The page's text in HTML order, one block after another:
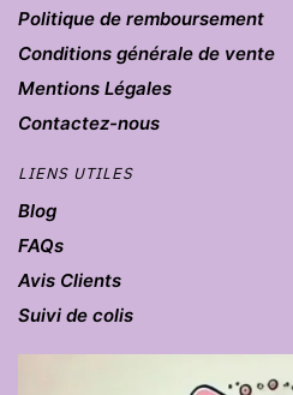
Politique de remboursement
Conditions générale de vente
Mentions Légales
Contactez-nous
LIENS UTILES
Blog
FAQs
Avis Clients
Suivi de colis